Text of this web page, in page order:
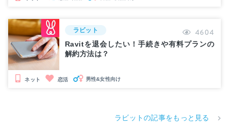
ラビット 4604
Ravitを退会したい！手続きや有料プランの
解約方法は？
ネット 恋活 男性&女性向け
ラビットの記事をもっと見る